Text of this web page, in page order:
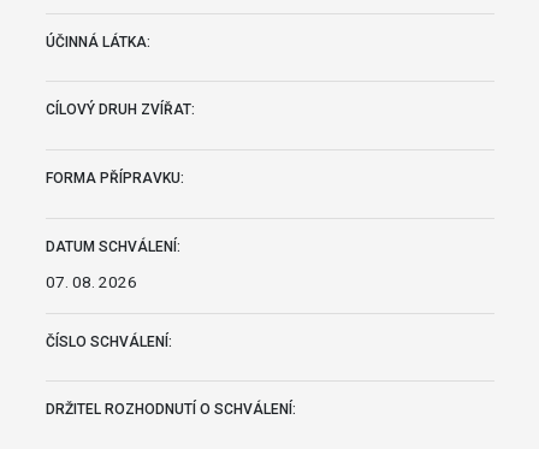
ÚČINNÁ LÁTKA:
CÍLOVÝ DRUH ZVÍŘAT:
FORMA PŘÍPRAVKU:
DATUM SCHVÁLENÍ:
07. 08. 2026
ČÍSLO SCHVÁLENÍ:
DRŽITEL ROZHODNUTÍ O SCHVÁLENÍ: